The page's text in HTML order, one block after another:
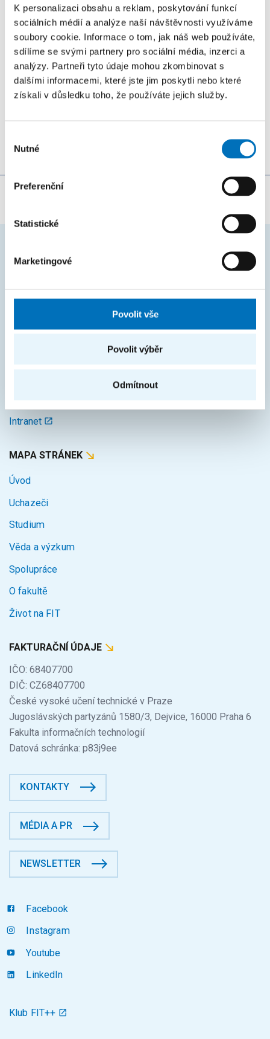
K personalizaci obsahu a reklam, poskytování funkcí
sociálních médií a analýze naší návštěvnosti využíváme
soubory cookie. Informace o tom, jak náš web používáte,
sdílíme se svými partnery pro sociální média, inzerci a
analýzy. Partneři tyto údaje mohou zkombinovat s
dalšími informacemi, které jste jim poskytli nebo které
získali v důsledku toho, že používáte jejich služby.
souhlasu
Nutné
Preferenční
Statistické
Marketingové
Povolit vše
Povolit výběr
Odmítnout
26. 8. – 27. 8. 2026
Summer Stringmasters 2026
KONFERENCE
StringMasters sdružuje výzkumné pracovníky v oblasti
řetězcových algoritmů na všech úrovních (starší,
Bc. Veronika Dvořáková
ČASTO HLEDÁTE
Průvodce studiem
Intranet
MAPA STRÁNEK
Úvod
Uchazeči
Studium
Věda a výzkum
Spolupráce
O fakultě
Život na FIT
FAKTURAČNÍ ÚDAJE
IČO: 68407700
DIČ: CZ68407700
České vysoké učení technické v Praze
Jugoslávských partyzánů 1580/3, Dejvice, 16000 Praha 6
Fakulta informačních technologií
Datová schránka: p83j9ee
KONTAKTY
MÉDIA A PR
NEWSLETTER
Facebook
Instagram
Youtube
LinkedIn
Klub FIT++